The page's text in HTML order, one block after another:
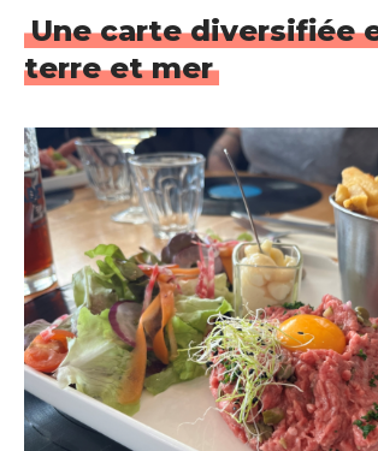
Une carte diversifiée
terre et mer